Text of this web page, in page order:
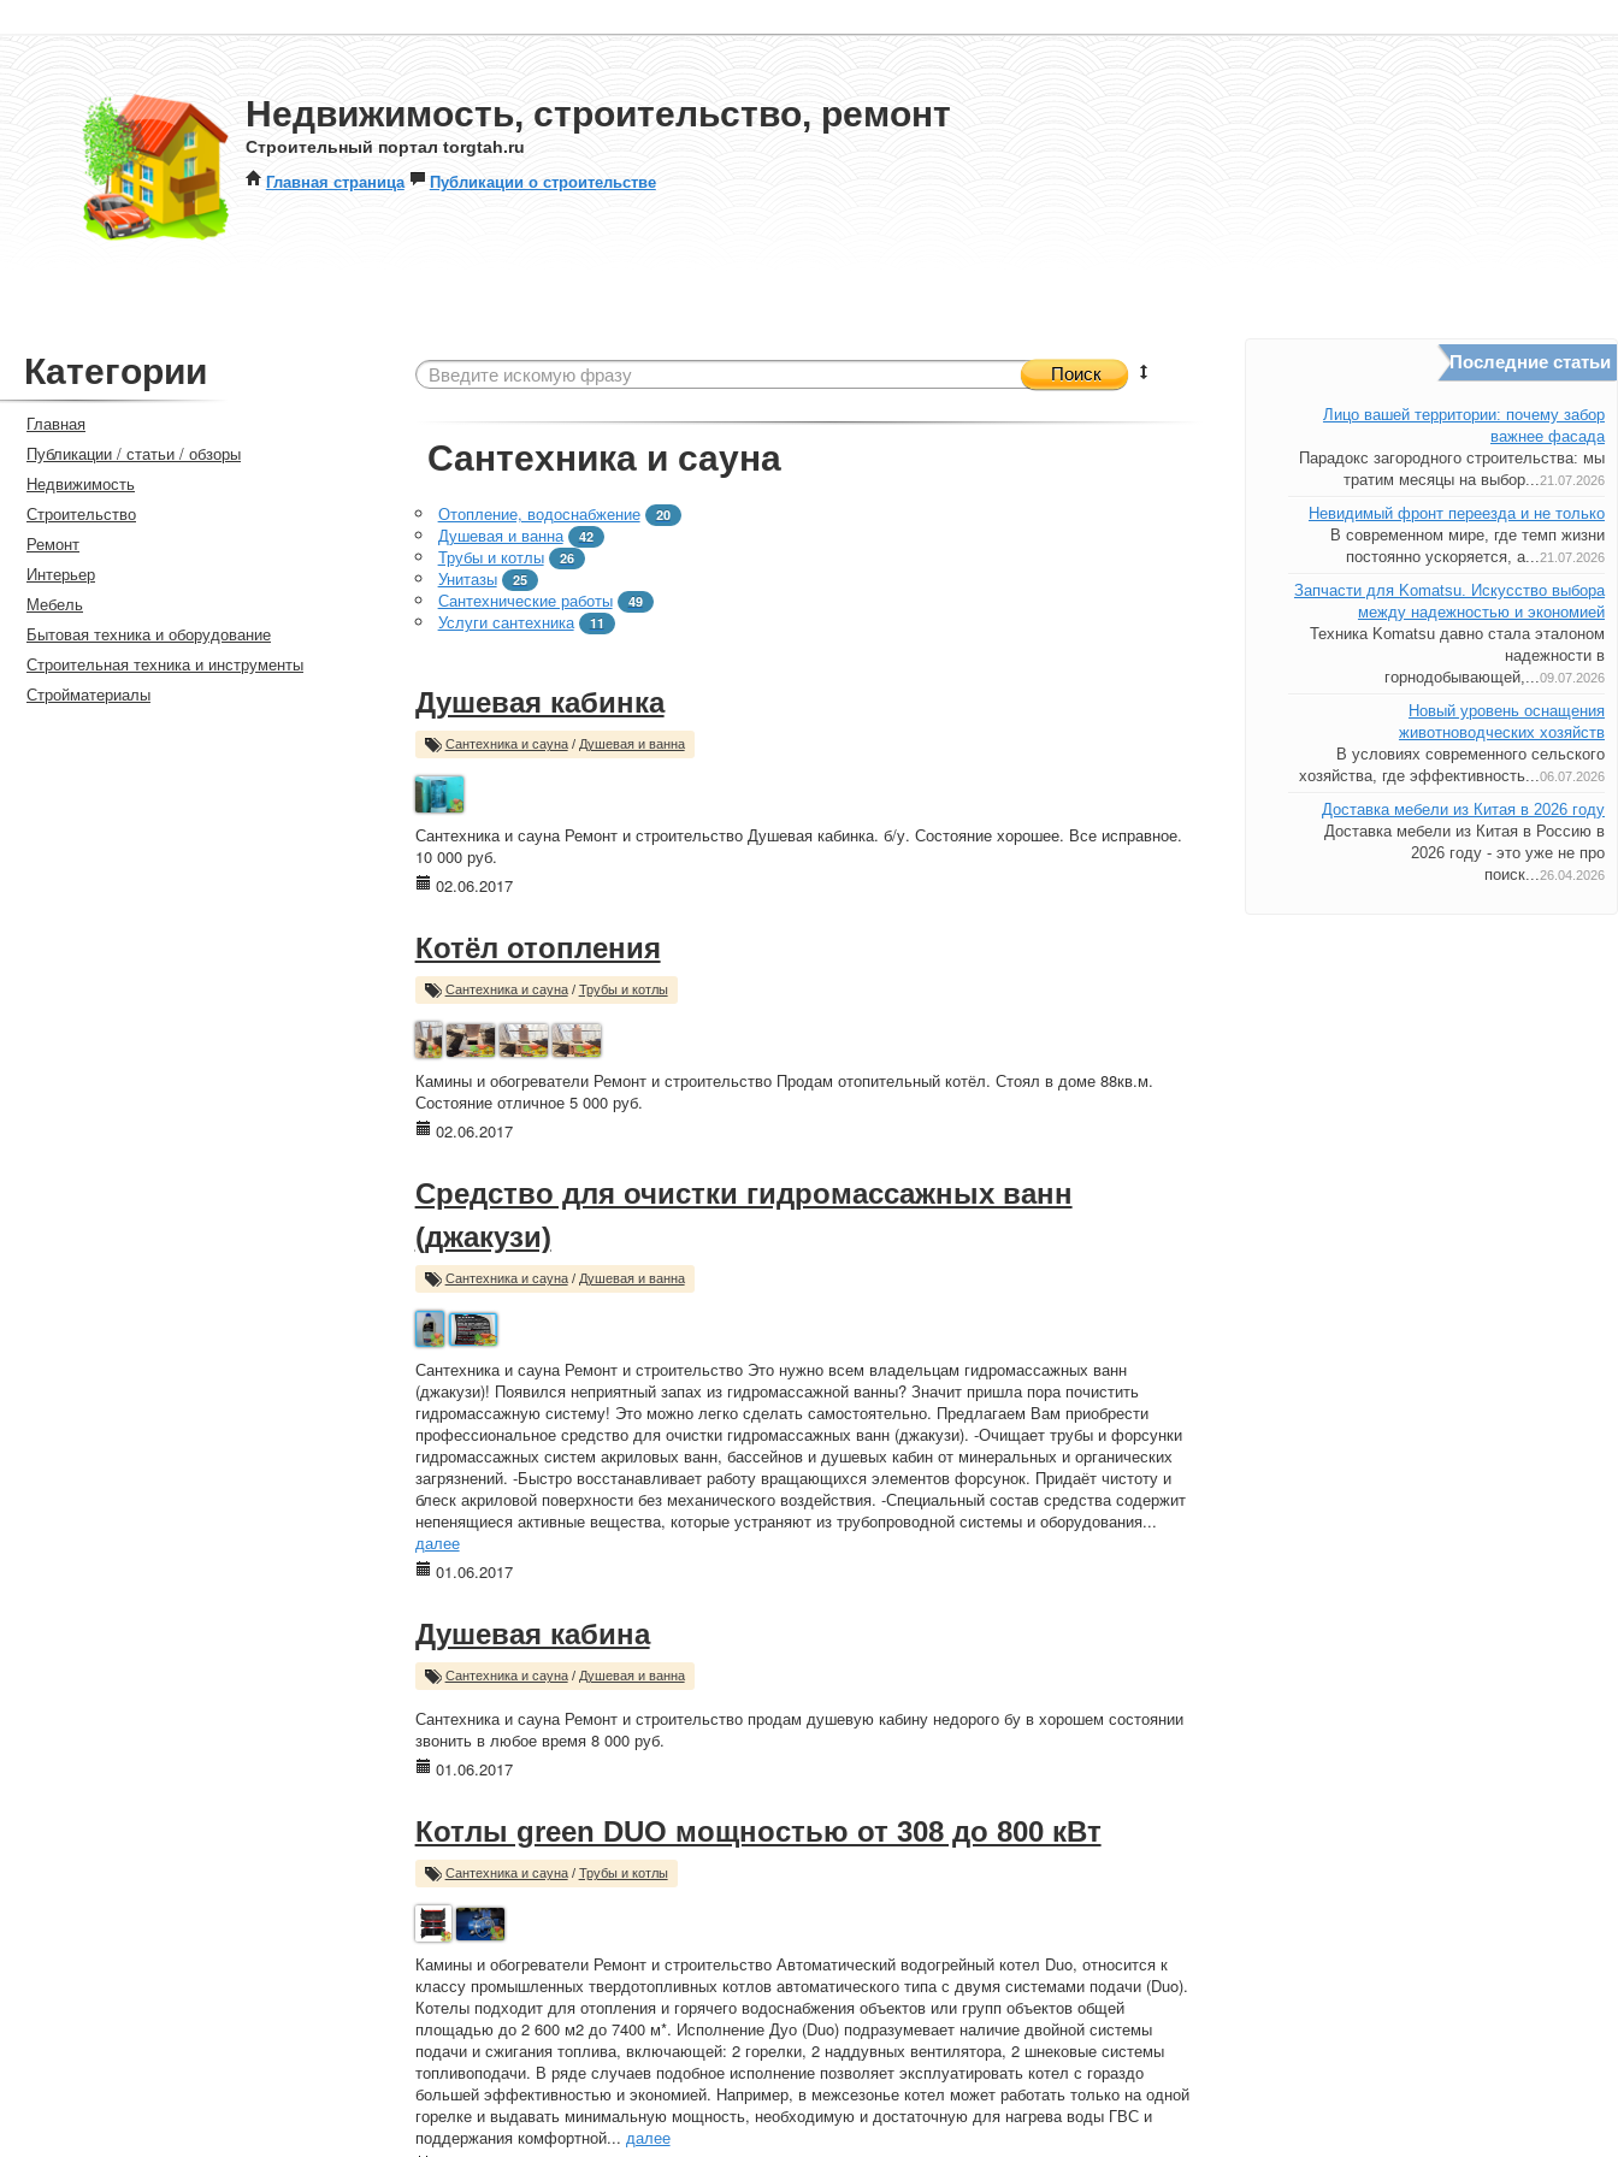
Недвижимость, строительство, ремонт
Строительный портал torgtah.ru
Главная страница Публикации о строительстве
Категории
Главная
Публикации / статьи / обзоры
Недвижимость
Строительство
Ремонт
Интерьер
Мебель
Бытовая техника и оборудование
Строительная техника и инструменты
Стройматериалы
Поиск
Сантехника и сауна
Отопление, водоснабжение 20
Душевая и ванна 42
Трубы и котлы 26
Унитазы 25
Сантехнические работы 49
Услуги сантехника 11
Душевая кабинка
Сантехника и сауна/ Душевая и ванна
Сантехника и сауна Ремонт и строительство Душевая кабинка. б/у. Состояние хорошее. Все исправное.
10 000 руб.
02.06.2017
Котёл отопления
Сантехника и сауна/ Трубы и котлы
Камины и обогреватели Ремонт и строительство Продам отопительный котёл. Стоял в доме 88кв.м.
Состояние отличное 5 000 руб.
02.06.2017
Средство для очистки гидромассажных ванн
(джакузи)
Сантехника и сауна/ Душевая и ванна
Сантехника и сауна Ремонт и строительство Это нужно всем владельцам гидромассажных ванн
(джакузи)! Появился неприятный запах из гидромассажной ванны? Значит пришла пора почистить
гидромассажную систему! Это можно легко сделать самостоятельно. Предлагаем Вам приобрести
профессиональное средство для очистки гидромассажных ванн (джакузи). -Очищает трубы и форсунки
гидромассажных систем акриловых ванн, бассейнов и душевых кабин от минеральных и органических
загрязнений. -Быстро восстанавливает работу вращающихся элементов форсунок. Придаёт чистоту и
блеск акриловой поверхности без механического воздействия. -Специальный состав средства содержит
непенящиеся активные вещества, которые устраняют из трубопроводной системы и оборудования...
далее
01.06.2017
Душевая кабина
Сантехника и сауна/ Душевая и ванна
Сантехника и сауна Ремонт и строительство продам душевую кабину недорого бу в хорошем состоянии
звонить в любое время 8 000 руб.
01.06.2017
Котлы green DUO мощностью от 308 до 800 кВт
Сантехника и сауна/ Трубы и котлы
Камины и обогреватели Ремонт и строительство Автоматический водогрейный котел Duo, относится к
классу промышленных твердотопливных котлов автоматического типа с двумя системами подачи (Duo).
Котелы подходит для отопления и горячего водоснабжения объектов или групп объектов общей
площадью до 2 600 м2 до 7400 м*. Исполнение Дуо (Duo) подразумевает наличие двойной системы
подачи и сжигания топлива, включающей: 2 горелки, 2 наддувных вентилятора, 2 шнековые системы
топливоподачи. В ряде случаев подобное исполнение позволяет эксплуатировать котел с гораздо
большей эффективностью и экономией. Например, в межсезонье котел может работать только на одной
горелке и выдавать минимальную мощность, необходимую и достаточную для нагрева воды ГВС и
поддержания комфортной... далее
Последние статьи
Лицо вашей территории: почему забор
важнее фасада
Парадокс загородного строительства: мы
тратим месяцы на выбор...21.07.2026
Невидимый фронт переезда и не только
В современном мире, где темп жизни
постоянно ускоряется, а...21.07.2026
Запчасти для Komatsu. Искусство выбора
между надежностью и экономией
Техника Komatsu давно стала эталоном
надежности в
горнодобывающей,...09.07.2026
Новый уровень оснащения
животноводческих хозяйств
В условиях современного сельского
хозяйства, где эффективность...06.07.2026
Доставка мебели из Китая в 2026 году
Доставка мебели из Китая в Россию в
2026 году - это уже не про
поиск...26.04.2026